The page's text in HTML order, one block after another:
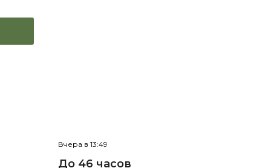
Вчера в 13:49
До 46 часов